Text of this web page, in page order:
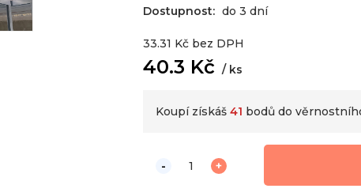
Dostupnost: do 3 dní
33.31 Kč bez DPH
40.3 Kč ks
Koupí získáš 41 bodů do